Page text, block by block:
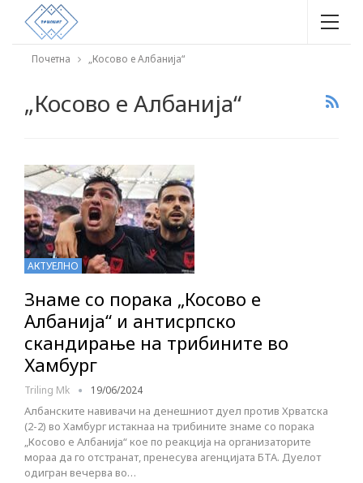
Почетна „Косово е Албанија“
„Косово е Албанија“
АКТУЕЛНО
Знаме со порака „Косово е
Албанија“ и антисрпско
скандирање на трибините во
Хамбург
Triling Mk 19/06/2024
Албанските навивачи на денешниот дуел против Хрватска
(2-2) во Хамбург истакнаа на трибините знаме со порака
„Косово е Албанија“ кое по реакција на организаторите
мораа да го отстранат, пренесува агенцијата БТА. Дуелот
одигран вечерва во…